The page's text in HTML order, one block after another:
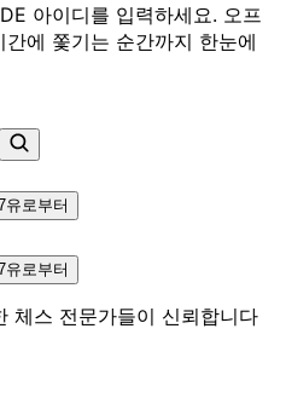
아이디를 입력하세요. 오프
에 쫓기는 순간까지 한눈에
유로부터
유로부터
체스 전문가들이 신뢰합니다